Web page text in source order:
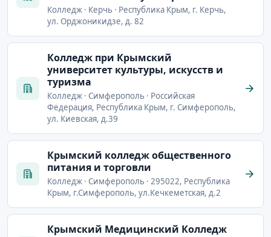
Колледж · Керчь · Республика Крым, г. Керчь,
ул. Орджоникидзе, д. 82
Колледж при Крымский
университет культуры, искусств и
туризма
Колледж · Симферополь · Российская
Федерация, Республика Крым, г. Симферополь,
ул. Киевская, д.39
Крымский колледж общественного
питания и торговли
Колледж · Симферополь · 295022, Республика
Крым, г.Симферополь, ул.Кечкеметская, д.2
Крымский Медицинский Колледж